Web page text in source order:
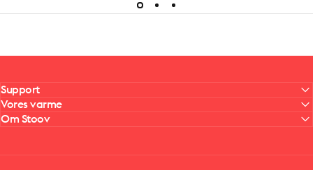
Support
Vores varme
Om Stoov